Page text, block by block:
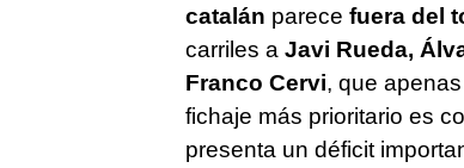
catalán parece fuera del
carriles a Javi Rueda,
Franco Cervi, que
fichaje más prioritario es
presenta un déficit